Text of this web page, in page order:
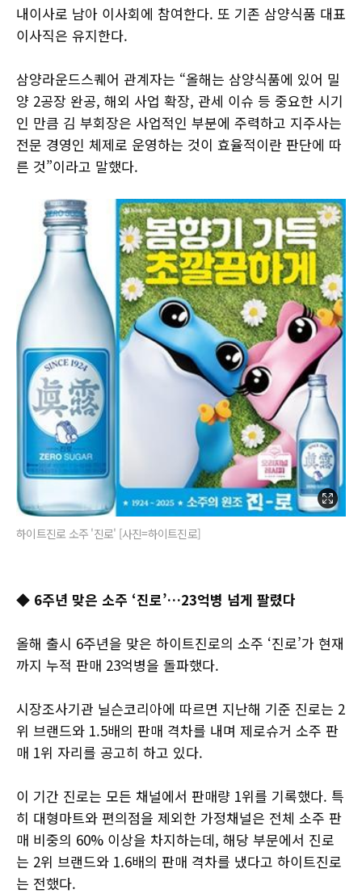
내이사로 남아 이사회에 참여한다. 또 기존 삼양식품 대표
이사직은 유지한다.
삼양라운드스퀘어 관계자는 “올해는 삼양식품에 있어 밀
양 2공장 완공, 해외 사업 확장, 관세 이슈 등 중요한 시기
인 만큼 김 부회장은 사업적인 부분에 주력하고 지주사는
전문 경영인 체제로 운영하는 것이 효율적이란 판단에 따
른 것”이라고 말했다.
하이트진로 소주 '진로' [사진=하이트진로]
◆ 6주년 맞은 소주 ‘진로’…23억병 넘게 팔렸다
올해 출시 6주년을 맞은 하이트진로의 소주 ‘진로’가 현재
까지 누적 판매 23억병을 돌파했다.
시장조사기관 닐슨코리아에 따르면 지난해 기준 진로는 2
위 브랜드와 1.5배의 판매 격차를 내며 제로슈거 소주 판
매 1위 자리를 공고히 하고 있다.
이 기간 진로는 모든 채널에서 판매량 1위를 기록했다. 특
히 대형마트와 편의점을 제외한 가정채널은 전체 소주 판
매 비중의 60% 이상을 차지하는데, 해당 부문에서 진로
는 2위 브랜드와 1.6배의 판매 격차를 냈다고 하이트진로
는 전했다.